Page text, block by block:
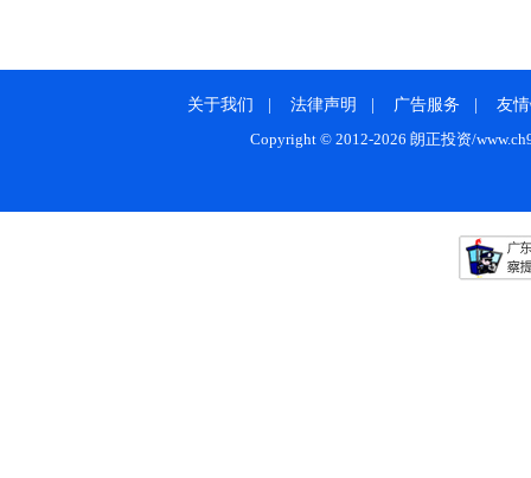
关于我们 法律声明 广告服务
友
Copyright © 2012-2026 朗正投资/